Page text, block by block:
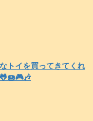
トイを買ってきてくれ